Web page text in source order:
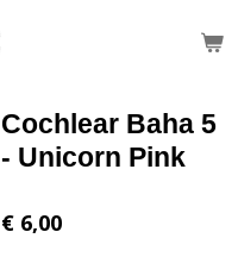
Cochlear Baha 5
- Unicorn Pink
€ 6,00